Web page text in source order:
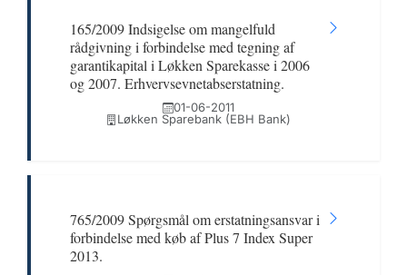
165/2009 Indsigelse om mangelfuld
rådgivning i forbindelse med tegning af
garantikapital i Løkken Sparekasse i 2006
og 2007. Erhvervsevnetabserstatning.
01-06-2011
Løkken Sparebank (EBH Bank)
765/2009 Spørgsmål om erstatningsansvar i
forbindelse med køb af Plus 7 Index Super
2013.